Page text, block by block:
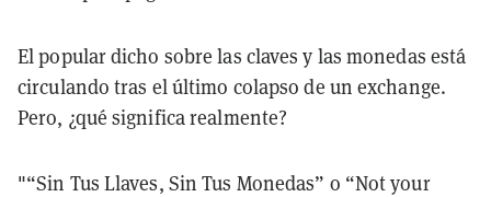
El popular dicho sobre las claves y las monedas está
circulando tras el último colapso de un exchange.
Pero, ¿qué significa realmente?
"“Sin Tus Llaves, Sin Tus Monedas” o “Not your